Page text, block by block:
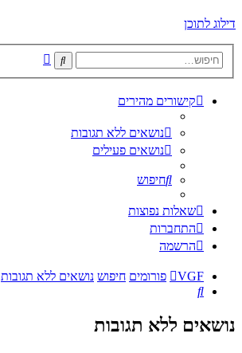
דילוג לתוכן
חיפוש
קישורים מהירים
נושאים ללא תגובות
נושאים פעילים
חיפוש
שאלות נפוצות
התחברות
הרשמה
VGF פורומים חיפוש נושאים ללא תגובות
חיפוש
נושאים ללא תגובות